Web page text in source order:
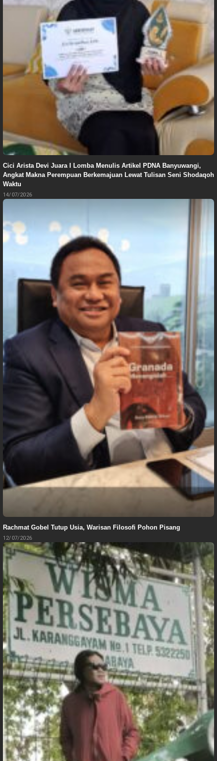
Cici Arista Devi Juara I Lomba Menulis Artikel PDNA Banyuwangi,
Angkat Makna Perempuan Berkemajuan Lewat Tulisan Seni Shodaqoh
Waktu
14/07/2026
Rachmat Gobel Tutup Usia, Warisan Filosofi Pohon Pisang
12/07/2026